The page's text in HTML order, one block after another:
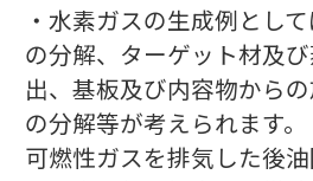
・水素ガスの生成例とし
の分解、ターゲット材及
出、基板及び内容物からの
の分解等が考えられます。
可燃性ガスを排気した後